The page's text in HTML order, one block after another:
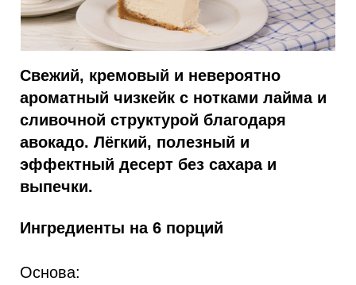
Свежий, кремовый и невероятно
ароматный чизкейк с нотками лайма и
сливочной структурой благодаря
авокадо. Лёгкий, полезный и
эффектный десерт без сахара и
выпечки.
Ингредиенты на 6 порций
Основа: